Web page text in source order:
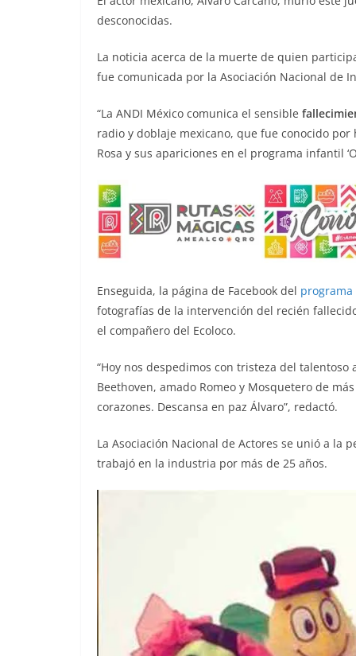
b
o
t
e
r
l
A
p n
r
a
desconocidas.
La noticia acerca de la muerte de quien
fue comunicada por la Asociación Nacional de
“La ANDI México comunica el sensible
radio y doblaje mexicano, que fue conocido
Rosa y sus apariciones en el programa infantil
Enseguida, la página de Facebook del programa
fotografías de la intervención del recién
el compañero del Ecoloco.
“Hoy nos despedimos con tristeza del
Beethoven, amado Romeo y Mosquetero de
corazones. Descansa en paz Álvaro”, redactó.
La Asociación Nacional de Actores se unió a la
trabajó en la industria por más de 25 años.